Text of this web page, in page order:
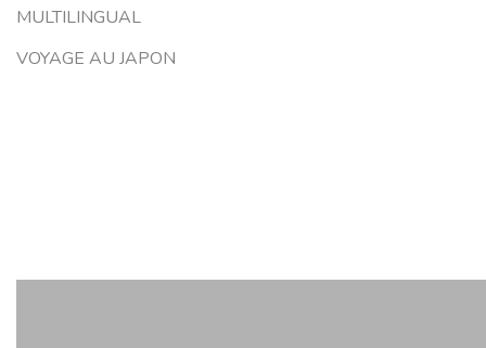
MULTILINGUAL
VOYAGE AU JAPON